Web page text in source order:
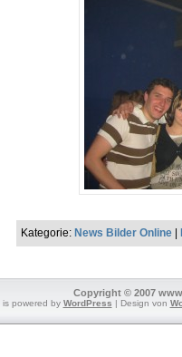
Kategorie: News Bilder Online |
Copyright © 2007
is powered by WordPress | Design von